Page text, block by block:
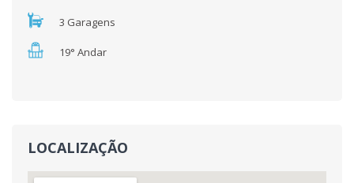
3 Garagens
19° Andar
LOCALIZAÇÃO